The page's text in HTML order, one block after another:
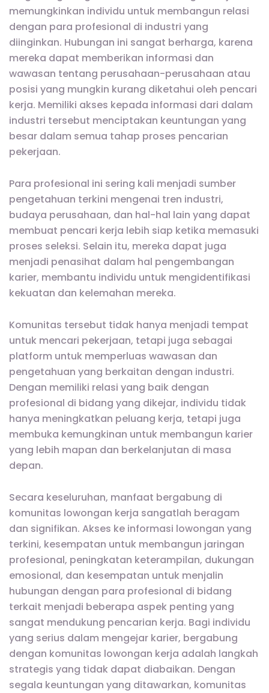
memungkinkan individu untuk membangun relasi
dengan para profesional di industri yang
diinginkan. Hubungan ini sangat berharga, karena
mereka dapat memberikan informasi dan
wawasan tentang perusahaan-perusahaan atau
posisi yang mungkin kurang diketahui oleh pencari
kerja. Memiliki akses kepada informasi dari dalam
industri tersebut menciptakan keuntungan yang
besar dalam semua tahap proses pencarian
pekerjaan.
Para profesional ini sering kali menjadi sumber
pengetahuan terkini mengenai tren industri,
budaya perusahaan, dan hal-hal lain yang dapat
membuat pencari kerja lebih siap ketika memasuki
proses seleksi. Selain itu, mereka dapat juga
menjadi penasihat dalam hal pengembangan
karier, membantu individu untuk mengidentifikasi
kekuatan dan kelemahan mereka.
Komunitas tersebut tidak hanya menjadi tempat
untuk mencari pekerjaan, tetapi juga sebagai
platform untuk memperluas wawasan dan
pengetahuan yang berkaitan dengan industri.
Dengan memiliki relasi yang baik dengan
profesional di bidang yang dikejar, individu tidak
hanya meningkatkan peluang kerja, tetapi juga
membuka kemungkinan untuk membangun karier
yang lebih mapan dan berkelanjutan di masa
depan.
Secara keseluruhan, manfaat bergabung di
komunitas lowongan kerja sangatlah beragam
dan signifikan. Akses ke informasi lowongan yang
terkini, kesempatan untuk membangun jaringan
profesional, peningkatan keterampilan, dukungan
emosional, dan kesempatan untuk menjalin
hubungan dengan para profesional di bidang
terkait menjadi beberapa aspek penting yang
sangat mendukung pencarian kerja. Bagi individu
yang serius dalam mengejar karier, bergabung
dengan komunitas lowongan kerja adalah langkah
strategis yang tidak dapat diabaikan. Dengan
segala keuntungan yang ditawarkan, komunitas